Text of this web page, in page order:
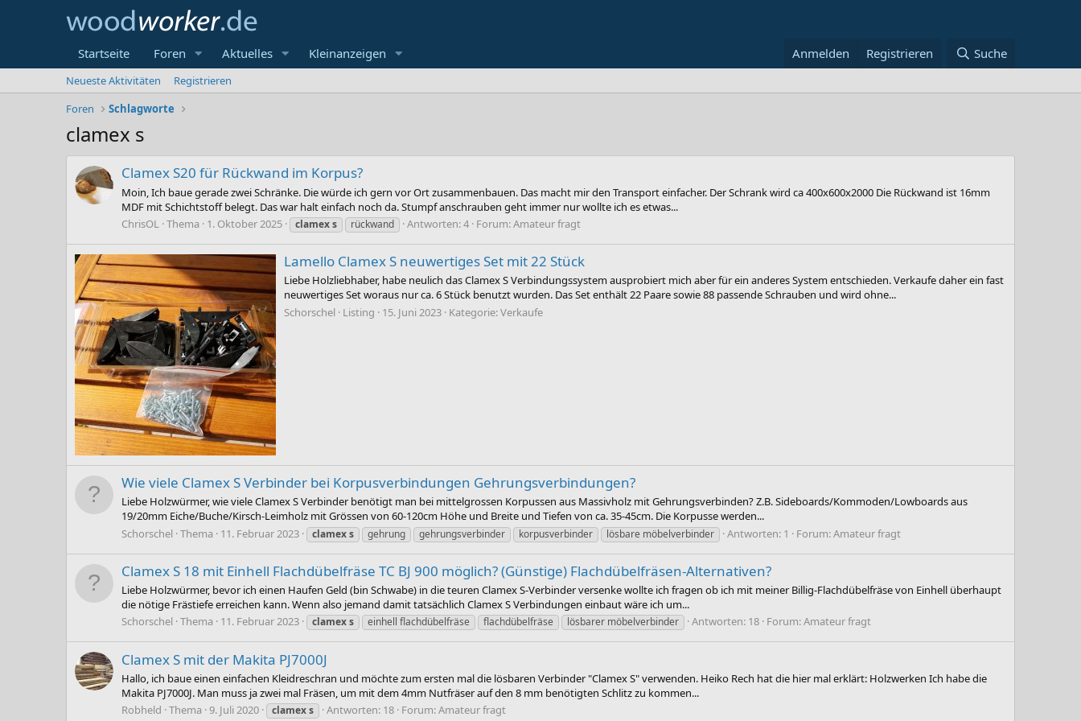
Startseite Foren Aktuelles Kleinanzeigen Anmelden Registrieren Suche
Neueste Aktivitäten
Registrieren
Foren
Schlagworte
clamex s
Clamex S20 für Rückwand im Korpus?
Moin, Ich baue gerade zwei Schränke. Die würde ich gern vor Ort zusammenbauen. Das macht mir den Transport einfacher. Der Schrank wird ca 400x600x2000 Die Rückwand ist 16mm
MDF mit Schichtstoff belegt. Das war halt einfach noch da. Stumpf anschrauben geht immer nur wollte ich es etwas...
ChrisOL Thema 1. Oktober 2025 clamexs rückwand Antworten: 4 Forum:Amateur fragt
Lamello Clamex S neuwertiges Set mit 22 Stück
Liebe Holzliebhaber, habe neulich das Clamex S Verbindungssystem ausprobiert mich aber für ein anderes System entschieden. Verkaufe daher ein fast
neuwertiges Set woraus nur ca. 6 Stück benutzt wurden. Das Set enthält 22 Paare sowie 88 passende Schrauben und wird ohne...
Schorschel Listing 15. Juni 2023 Kategorie:Verkaufe
Wie viele Clamex S Verbinder bei Korpusverbindungen Gehrungsverbindungen?
Liebe Holzwürmer, wie viele Clamex S Verbinder benötigt man bei mittelgrossen Korpussen aus Massivholz mit Gehrungsverbinden? Z.B. Sideboards/Kommoden/Lowboards aus
19/20mm Eiche/Buche/Kirsch-Leimholz mit Grössen von 60-120cm Höhe und Breite und Tiefen von ca. 35-45cm. Die Korpusse werden...
Schorschel Thema 11. Februar 2023 clamexs gehrung gehrungsverbinder korpusverbinder lösbare möbelverbinder Antworten: 1 Forum:Amateur fragt
Clamex S 18 mit Einhell Flachdübelfräse TC BJ 900 möglich? (Günstige) Flachdübelfräsen-Alternativen?
Liebe Holzwürmer, bevor ich einen Haufen Geld (bin Schwabe) in die teuren Clamex S-Verbinder versenke wollte ich fragen ob ich mit meiner Billig-Flachdübelfräse von Einhell überhaupt
die nötige Frästiefe erreichen kann. Wenn also jemand damit tatsächlich Clamex S Verbindungen einbaut wäre ich um...
Schorschel Thema 11. Februar 2023 clamexs einhell flachdübelfräse flachdübelfräse lösbarer möbelverbinder Antworten: 18 Forum:Amateur fragt
Clamex S mit der Makita PJ7000J
Hallo, ich baue einen einfachen Kleidreschran und möchte zum ersten mal die lösbaren Verbinder "Clamex S" verwenden. Heiko Rech hat die hier mal erklärt: Holzwerken Ich habe die
Makita PJ7000J. Man muss ja zwei mal Fräsen, um mit dem 4mm Nutfräser auf den 8 mm benötigten Schlitz zu kommen...
Robheld Thema 9. Juli 2020 clamexs Antworten: 18 Forum:Amateur fragt